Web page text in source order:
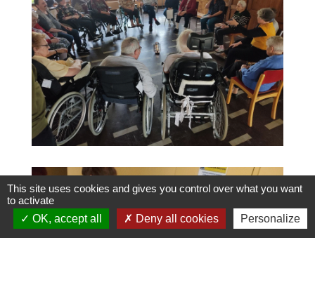
This site uses cookies and gives you control over what you want
to activate
OK, accept all
Deny all cookies Personalize